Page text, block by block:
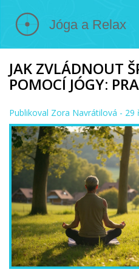
JAK ZVLÁDNOUT
POMOCÍ JÓGY:
Publikoval Zora Navrátilová - 29